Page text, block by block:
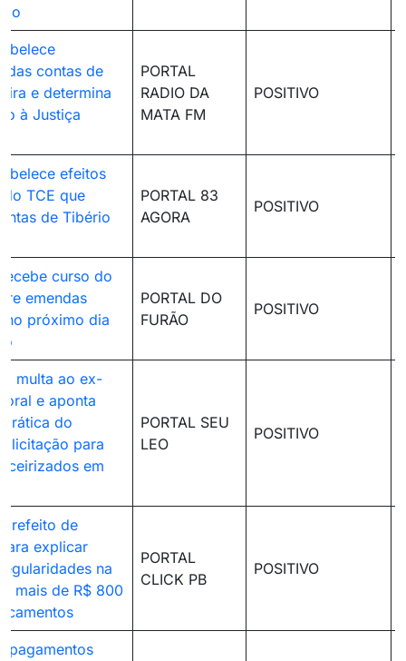
das contas de
e determina
à Justiça
PORTAL
RADIO DA
MATA FM
POSITIVO
efeitos
TCE que
de Tibério
PORTAL 83
AGORA
POSITIVO
curso do
emendas
no próximo dia
PORTAL DO
FURÃO
POSITIVO
multa ao ex-
e aponta
do
licitação para
em
PORTAL SEU
LEO
POSITIVO
prefeito de
explicar
na
mais de R$ 800
PORTAL
CLICK PB
POSITIVO
pagamentos